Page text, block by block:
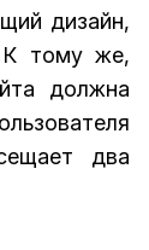
дизайн,
К тому же,
должна
два